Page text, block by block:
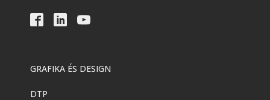
GRAFIKA ÉS DESIGN
DTP